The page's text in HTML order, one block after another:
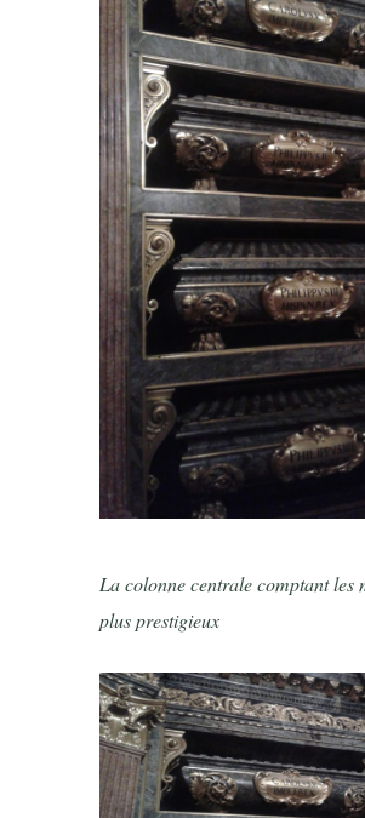
La colonne centrale comptant les
plus prestigieux